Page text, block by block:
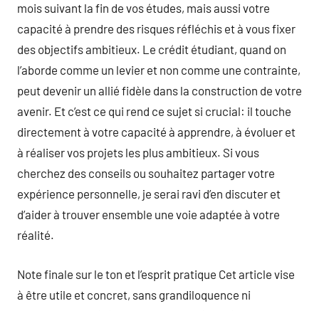
mois suivant la fin de vos études, mais aussi votre
capacité à prendre des risques réfléchis et à vous fixer
des objectifs ambitieux. Le crédit étudiant, quand on
l’aborde comme un levier et non comme une contrainte,
peut devenir un allié fidèle dans la construction de votre
avenir. Et c’est ce qui rend ce sujet si crucial: il touche
directement à votre capacité à apprendre, à évoluer et
à réaliser vos projets les plus ambitieux. Si vous
cherchez des conseils ou souhaitez partager votre
expérience personnelle, je serai ravi d’en discuter et
d’aider à trouver ensemble une voie adaptée à votre
réalité.
Note finale sur le ton et l’esprit pratique Cet article vise
à être utile et concret, sans grandiloquence ni